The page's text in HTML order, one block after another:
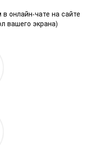
онлайн-чате на сайте
вашего экрана)